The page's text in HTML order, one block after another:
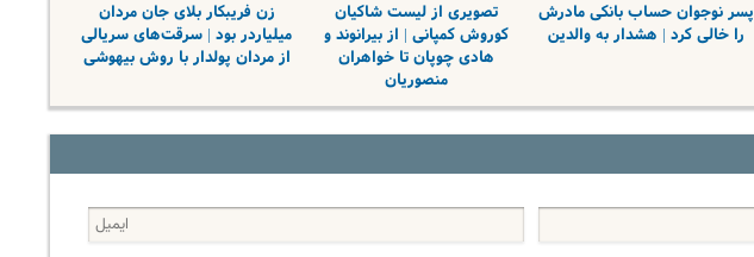
پسر نوجوان حساب بانکی مادرش
را خالی کرد | هشدار به والدین
تصویری از لیست شاکیان
کوروش کمپانی | از بیرانوند و
هادی چوپان تا خواهران
منصوریان
زن فریبکار بلای جان مردان
میلیاردر بود | سرقت‌های سریالی
از مردان پولدار با روش بیهوشی